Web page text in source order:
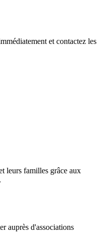
et contactez les
leurs familles grâce aux
auprès d'associations